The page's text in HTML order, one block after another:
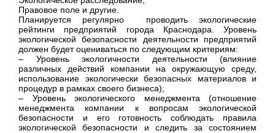
Правовое поле и другие.
Планируется регулярно проводить экологические
рейтинги предприятий города Краснодара. Уровень
экологической безопасности деятельности предприятий
должен будет оцениваться по следующим критериям:
– Уровень экологичности деятельности (влияние
различных действий компании на окружающую среду,
использование экологически безопасных материалов и
процедур в рамках своего бизнеса);
– Уровень экологического менеджмента (отношение
менеджмента компании к вопросам экологической
безопасности и его готовность соблюдать правила
экологической безопасности и следить за состоянием